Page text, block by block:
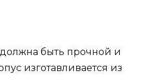
быть прочной и
изготавливается из